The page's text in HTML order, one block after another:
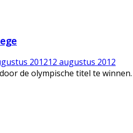
201212 augustus 2012
de olympische titel te